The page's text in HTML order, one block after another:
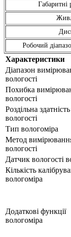
Робочий
Характеристики
Діапазон
вологості
Похибка
вологості
Роздільна
вологості
Тип вологоміра
Метод
вологості
Датчик вологості
Кількість
вологоміра
Додаткові функції
вологоміра